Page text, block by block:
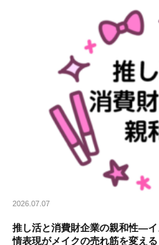
2026.07.07
推し活と消費財企業の親和性―
情表現がメイクの売れ筋を変える